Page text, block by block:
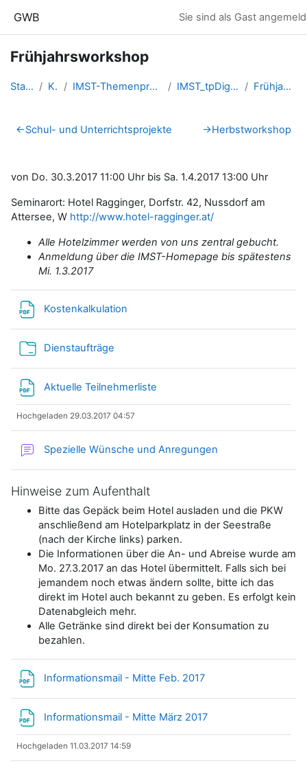
GWB Sie sind als Gast
Frühjahrsworkshop
Startseite Kurse IMST-Themenprogramme - FORUM.I... IMST_tpDigiMedien_201617 Frühjahrsworkshop
Abschnittsübersicht
←Schul- und Unterrichtsprojekte →Herbstworkshop
von Do. 30.3.2017 11:00 Uhr bis Sa. 1.4.2017 13:00 Uhr
Seminarort: Hotel Ragginger, Dorfstr. 42, Nussdorf am
Attersee, W http://www.hotel-ragginger.at/
Alle Hotelzimmer werden von uns zentral gebucht.
Anmeldung über die IMST-Homepage bis spätestens
Mi. 1.3.2017
Kostenkalkulation
Dienstaufträge
Aktuelle Teilnehmerliste
Hochgeladen 29.03.2017 04:57
Spezielle Wünsche und Anregungen
Hinweise zum Aufenthalt
Bitte das Gepäck beim Hotel ausladen und die PKW
anschließend am Hotelparkplatz in der Seestraße
(nach der Kirche links) parken.
Die Informationen über die An- und Abreise wurde am
Mo. 27.3.2017 an das Hotel übermittelt. Falls sich bei
jemandem noch etwas ändern sollte, bitte ich das
direkt im Hotel auch bekannt zu geben. Es erfolgt kein
Datenabgleich mehr.
Alle Getränke sind direkt bei der Konsumation zu
bezahlen.
Informationsmail - Mitte Feb. 2017
Informationsmail - Mitte März 2017
Hochgeladen 11.03.2017 14:59